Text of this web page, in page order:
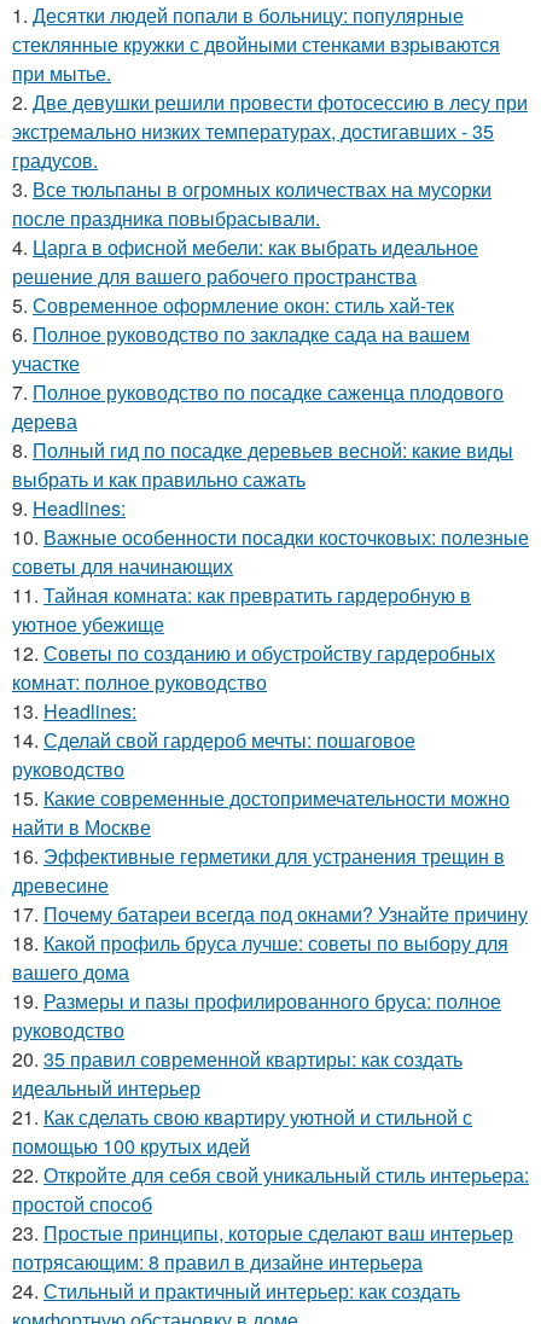
1. Десятки людей попали в больницу: популярные
стеклянные кружки с двойными стенками взрываются
при мытье.
2. Две девушки решили провести фотосессию в лесу при
экстремально низких температурах, достигавших - 35
градусов.
3. Все тюльпаны в огромных количествах на мусорки
после праздника повыбрасывали.
4. Царга в офисной мебели: как выбрать идеальное
решение для вашего рабочего пространства
5. Современное оформление окон: стиль хай-тек
6. Полное руководство по закладке сада на вашем
участке
7. Полное руководство по посадке саженца плодового
дерева
8. Полный гид по посадке деревьев весной: какие виды
выбрать и как правильно сажать
9. Headlines:
10. Важные особенности посадки косточковых: полезные
советы для начинающих
11. Тайная комната: как превратить гардеробную в
уютное убежище
12. Советы по созданию и обустройству гардеробных
комнат: полное руководство
13. Headlines:
14. Сделай свой гардероб мечты: пошаговое
руководство
15. Какие современные достопримечательности можно
найти в Москве
16. Эффективные герметики для устранения трещин в
древесине
17. Почему батареи всегда под окнами? Узнайте причину
18. Какой профиль бруса лучше: советы по выбору для
вашего дома
19. Размеры и пазы профилированного бруса: полное
руководство
20. 35 правил современной квартиры: как создать
идеальный интерьер
21. Как сделать свою квартиру уютной и стильной с
помощью 100 крутых идей
22. Откройте для себя свой уникальный стиль интерьера:
простой способ
23. Простые принципы, которые сделают ваш интерьер
потрясающим: 8 правил в дизайне интерьера
24. Стильный и практичный интерьер: как создать